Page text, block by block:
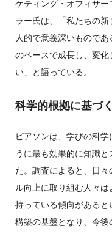
ケティング・オフィサ
ラー氏は、「私たちの
人的で意義深いもので
のペースで成長し、変
い」と語っている。
科学的根拠に基づ
ピアソンは、学びの科
うに最も効果的に知識
た。調査によると、日
ル向上に取り組む人々
持っている傾向がある
構築の基盤となり、今